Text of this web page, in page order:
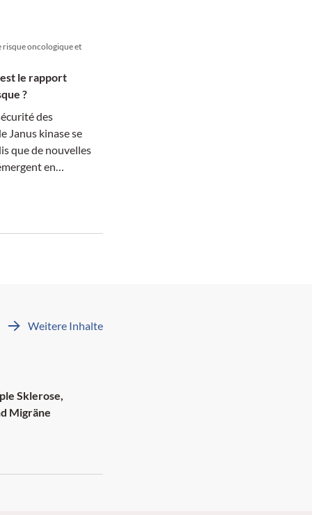
risque oncologique et
le rapport
?
des
Janus kinase se
que de nouvelles
en
Weitere Inhalte
Sklerose,
Migräne